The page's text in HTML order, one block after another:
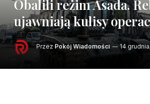
Obalili reżim Asada.
ujawniają kulisy
Przez Pokój Wiadomości 14